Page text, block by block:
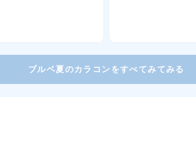
ブルベ夏のカラコンをすべてみてみる